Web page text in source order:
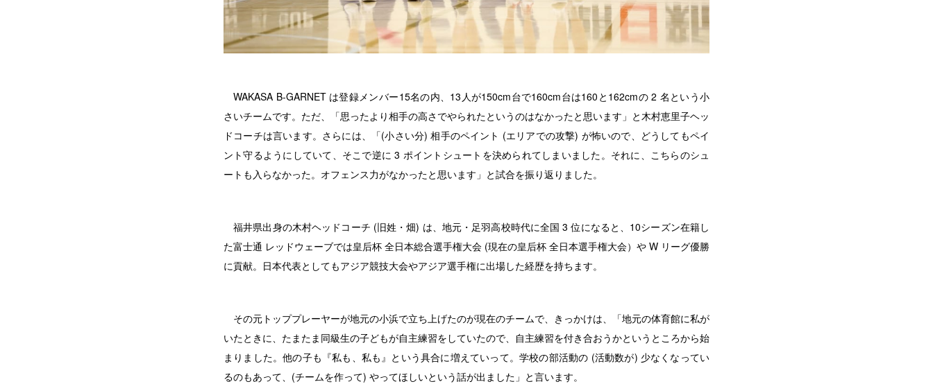
WAKASA B-GARNET は登録メンバー15名の内、13人が150cm台で160cm台は160と162cmの 2 名という小
さいチームです。ただ、「思ったより相手の高さでやられたというのはなかったと思います」と木村恵里子ヘッ
ドコーチは言います。さらには、「(小さい分) 相手のペイント (エリアでの攻撃) が怖いので、どうしてもペイ
ント守るようにしていて、そこで逆に 3 ポイントシュートを決められてしまいました。それに、こちらのシュ
ートも入らなかった。オフェンス力がなかったと思います」と試合を振り返りました。
福井県出身の木村ヘッドコーチ (旧姓・畑) は、地元・足羽高校時代に全国 3 位になると、10シーズン在籍し
た富士通 レッドウェーブでは皇后杯 全日本総合選手権大会 (現在の皇后杯 全日本選手権大会）や W リーグ優勝
に貢献。日本代表としてもアジア競技大会やアジア選手権に出場した経歴を持ちます。
その元トッププレーヤーが地元の小浜で立ち上げたのが現在のチームで、きっかけは、「地元の体育館に私が
いたときに、たまたま同級生の子どもが自主練習をしていたので、自主練習を付き合おうかというところから始
まりました。他の子も『私も、私も』という具合に増えていって。学校の部活動の (活動数が) 少なくなってい
るのもあって、(チームを作って) やってほしいという話が出ました」と言います。